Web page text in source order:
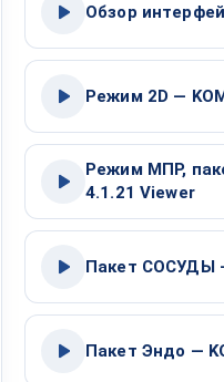
Обзор
Режим 2D —
Режим МПР,
4.1.21 Viewer
Пакет СОСУДЫ
Пакет Эндо —